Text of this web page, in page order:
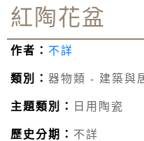
紅陶花盆
作者： 不詳
類別： 器物類 - 建築與
主題類別： 日用陶瓷
歷史分期： 不詳